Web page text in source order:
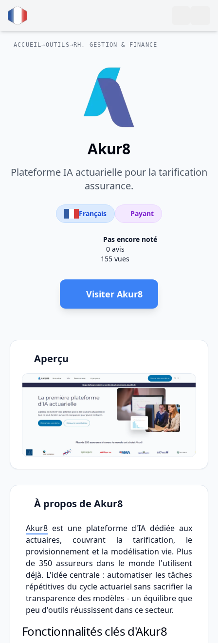
ACCUEIL→OUTILS→ RH, GESTION & FINANCE
Akur8
Plateforme IA actuarielle pour la tarification
assurance.
Français Payant
Pas encore noté
0 avis
155 vues
Visiter Akur8
Aperçu
À propos de Akur8
Akur8 est une plateforme d'IA dédiée aux
actuaires, couvrant la tarification, le
provisionnement et la modélisation vie. Plus
de 350 assureurs dans le monde l'utilisent
déjà. L'idée centrale : automatiser les tâches
répétitives du cycle actuariel sans sacrifier la
transparence des modèles - un équilibre que
peu d'outils réussissent dans ce secteur.
Fonctionnalités clés d'Akur8